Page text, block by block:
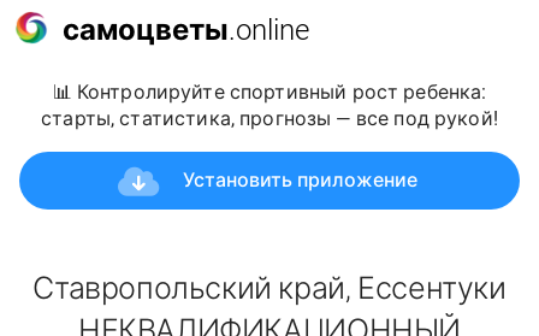
самоцветы.online
📊 Контролируйте спортивный рост ребенка:
старты, статистика, прогнозы — все под рукой!
Установить приложение
Ставропольский край, Ессентуки